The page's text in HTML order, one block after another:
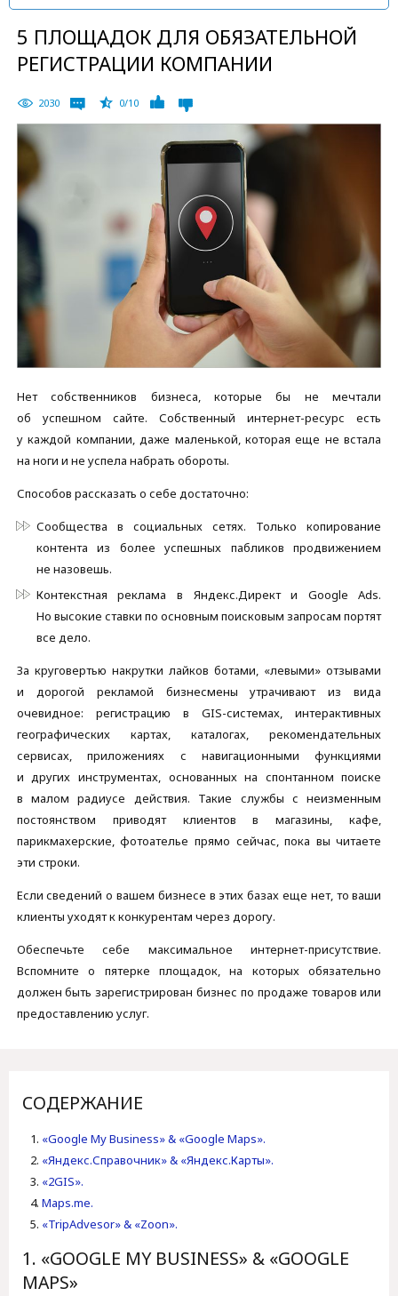
5 ПЛОЩАДОК ДЛЯ ОБЯЗАТЕЛЬНОЙ
РЕГИСТРАЦИИ КОМПАНИИ
2030 0/10
Нет собственников бизнеса, которые бы не мечтали
об успешном сайте. Собственный интернет-ресурс есть
у каждой компании, даже маленькой, которая еще не встала
на ноги и не успела набрать обороты.
Способов рассказать о себе достаточно:
Сообщества в социальных сетях. Только копирование
контента из более успешных пабликов продвижением
не назовешь.
Контекстная реклама в Яндекс.Директ и Google Ads.
Но высокие ставки по основным поисковым запросам портят
все дело.
За круговертью накрутки лайков ботами, «левыми» отзывами
и дорогой рекламой бизнесмены утрачивают из вида
очевидное: регистрацию в GIS-системах, интерактивных
географических картах, каталогах, рекомендательных
сервисах, приложениях с навигационными функциями
и других инструментах, основанных на спонтанном поиске
в малом радиусе действия. Такие службы с неизменным
постоянством приводят клиентов в магазины, кафе,
парикмахерские, фотоателье прямо сейчас, пока вы читаете
эти строки.
Если сведений о вашем бизнесе в этих базах еще нет, то ваши
клиенты уходят к конкурентам через дорогу.
Обеспечьте себе максимальное интернет-присутствие.
Вспомните о пятерке площадок, на которых обязательно
должен быть зарегистрирован бизнес по продаже товаров или
предоставлению услуг.
СОДЕРЖАНИЕ
«Google My Business» & «Google Maps».
«Яндекс.Справочник» & «Яндекс.Карты».
«2GIS».
Maps.me.
«TripAdvesor» & «Zoon».
1. «GOOGLE MY BUSINESS» & «GOOGLE
MAPS»